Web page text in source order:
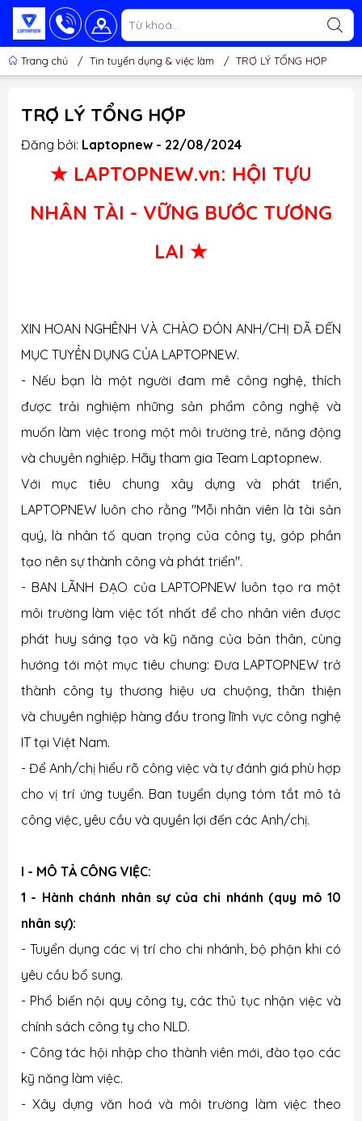
Trang chủ / Tin tuyển dụng & việc làm / TRỢ LÝ TỔNG HỢP
TRỢ LÝ TỔNG HỢP
Đăng bởi: Laptopnew - 22/08/2024
★ LAPTOPNEW.vn: HỘI TỰU
NHÂN TÀI - VỮNG BƯỚC TƯƠNG
LAI ★
XIN HOAN NGHÊNH VÀ CHÀO ĐÓN ANH/CHỊ ĐÃ ĐẾN
MỤC TUYỂN DỤNG CỦA LAPTOPNEW.
- Nếu bạn là một người đam mê công nghệ, thích
được trải nghiệm những sản phẩm công nghệ và
muốn làm việc trong một môi trường trẻ, năng động
và chuyên nghiệp. Hãy tham gia Team Laptopnew.
Với mục tiêu chung xây dựng và phát triển,
LAPTOPNEW luôn cho rằng "Mỗi nhân viên là tài sản
quý, là nhân tố quan trọng của công ty, góp phần
tạo nên sự thành công và phát triển".
- BAN LÃNH ĐẠO của LAPTOPNEW luôn tạo ra một
môi trường làm việc tốt nhất để cho nhân viên được
phát huy sáng tạo và kỹ năng của bản thân, cùng
hướng tới một mục tiêu chung: Đưa LAPTOPNEW trở
thành công ty thương hiệu ưa chuộng, thân thiện
và chuyên nghiệp hàng đầu trong lĩnh vực công nghệ
IT tại Việt Nam.
- Để Anh/chị hiểu rõ công việc và tự đánh giá phù hợp
cho vị trí ứng tuyển. Ban tuyển dụng tóm tắt mô tả
công việc, yêu cầu và quyền lợi đến các Anh/chị.
I - MÔ TẢ CÔNG VIỆC:
1 - Hành chánh nhân sự của chi nhánh (quy mô 10
nhân sự):
- Tuyển dụng các vị trí cho chi nhánh, bộ phận khi có
yêu cầu bổ sung.
- Phổ biến nội quy công ty, các thủ tục nhận việc và
chính sách công ty cho NLD.
- Công tác hội nhập cho thành viên mới, đào tạo các
kỹ năng làm việc.
- Xây dựng văn hoá và môi trường làm việc theo